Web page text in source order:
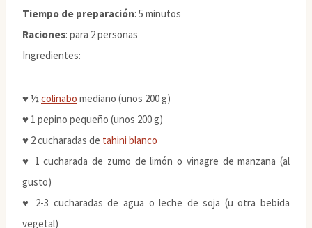
Tiempo de preparación: 5 minutos
Raciones: para 2 personas
Ingredientes:
♥ ½ colinabo mediano (unos 200 g)
♥ 1 pepino pequeño (unos 200 g)
♥ 2 cucharadas de tahini blanco
♥ 1 cucharada de zumo de limón o vinagre de manzana (al
gusto)
♥ 2-3 cucharadas de agua o leche de soja (u otra bebida
vegetal)